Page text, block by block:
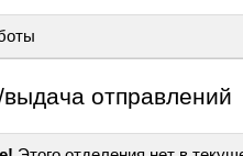
отправлений